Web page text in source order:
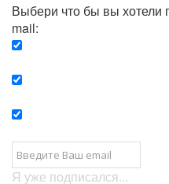
Выбери что бы вы хотели
mail:
Я уже подписался...